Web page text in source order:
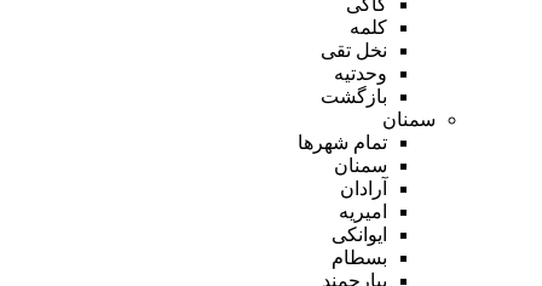
کلمه
نخل تقی
وحدتیه
بازگشت
سمنان
تمام شهر‌ها
سمنان
آرادان
امیریه
ایوانکی
بسطام
بیارجمند